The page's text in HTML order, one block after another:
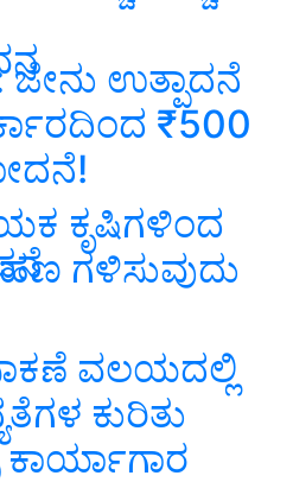
ಉತ್ಪಾದನೆ
₹500
ಕೃಷಿಗಳಿಂದ
ಹಣ ಗಳಿಸುವುದು
ವಲಯದಲ್ಲಿ
ಕುರಿತು